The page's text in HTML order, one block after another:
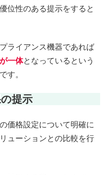
位性のある提示をすると
ライアンス機器であれば
一体となっているという
す。
提示
価格設定について明確に
ューションとの比較を行